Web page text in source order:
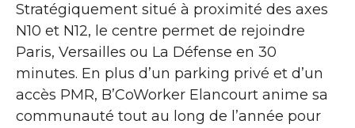
Stratégiquement situé à proximité des axes
N10 et N12, le centre permet de rejoindre
Paris, Versailles ou La Défense en 30
minutes. En plus d’un parking privé et d’un
accès PMR, B’CoWorker Elancourt anime sa
communauté tout au long de l’année pour